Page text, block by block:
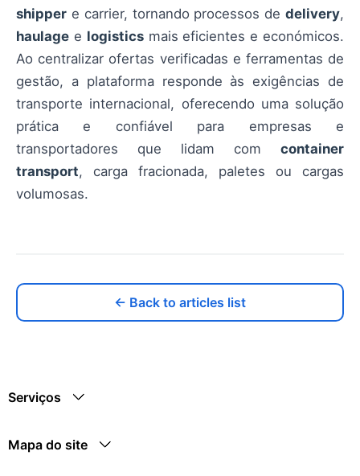
shipper e carrier, tornando processos de delivery,
haulage e logisticsmais eficientes e económicos.
Ao centralizar ofertas verificadas e ferramentas de
gestão, a plataforma responde às exigências de
transporte internacional, oferecendo uma solução
prática e confiável para empresas e
transportadores que lidam com container
transport, carga fracionada, paletes ou cargas
volumosas.
← Back to articles list
Serviços
Mapa do site